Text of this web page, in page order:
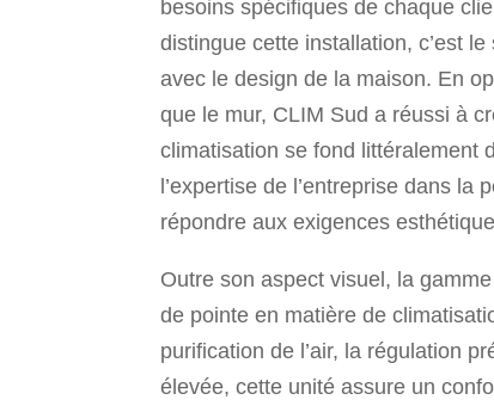
besoins spécifiques de chaque
distingue cette installation, c’est
avec le design de la maison. En
que le mur, CLIM Sud a réussi à
climatisation se fond littéralement
l’expertise de l’entreprise dans
répondre aux exigences
Outre son aspect visuel, la
de pointe en matière de
purification de l’air, la régulation
élevée, cette unité assure un